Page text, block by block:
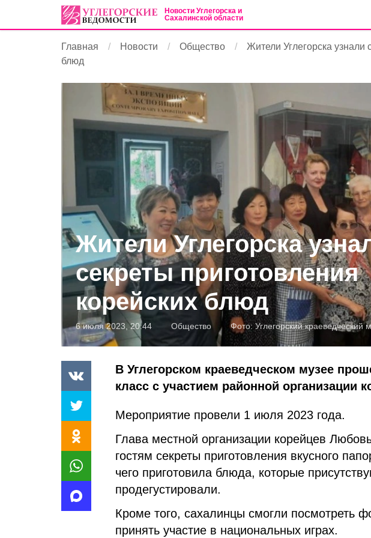
Новости Углегорска и
Сахалинской области
Главная Новости Общество
Жители Углегорска узнали
блюд
Жители Углегорска
секреты приготовления
корейских блюд
6 июля 2023, 20:44 Общество Фото:Углегорский краеведческий
В Углегорском краеведческом музее
класс с участием районной организации
Мероприятие провели 1 июля 2023 года.
Глава местной организации корейцев
гостям секреты приготовления вкусного
чего приготовила блюда, которые
продегустировали.
Кроме того, сахалинцы смогли посмотреть
принять участие в национальных играх.